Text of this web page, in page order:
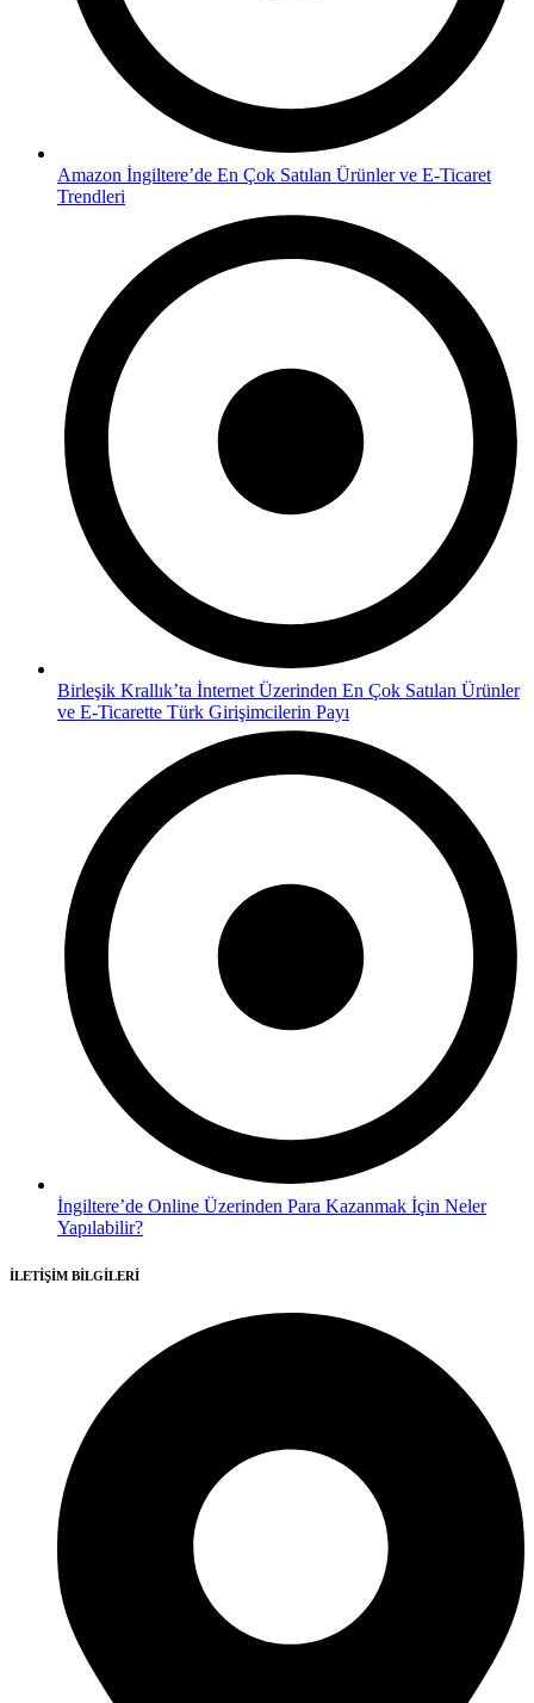
Amazon İngiltere’de En Çok Satılan Ürünler ve E-Ticaret
Trendleri
Birleşik Krallık’ta İnternet Üzerinden En Çok Satılan Ürünler
ve E-Ticarette Türk Girişimcilerin Payı
İngiltere’de Online Üzerinden Para Kazanmak İçin Neler
Yapılabilir?
İLETİŞİM BİLGİLERİ